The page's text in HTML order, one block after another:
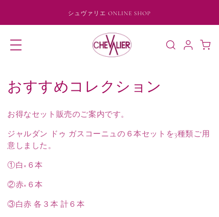
シュヴァリエ ONLINE SHOP
ロ
グ
イ
ー
コ
ク
シ
ョ
ン
:
おすすめコレクション
お得なセット販売のご案内です。
ジャルダン ドゥ ガスコーニュの６本セットを3種類ご用
意しました。
①白×６本
②赤×６本
③白赤 各３本 計６本